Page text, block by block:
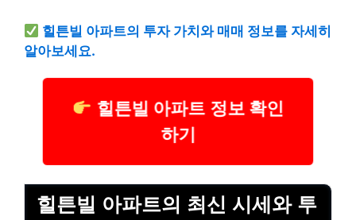
힐튼빌 아파트의 투자 가치와 매매 정보를 자세히
알아보세요.
힐튼빌 아파트 정보 확인
하기
힐튼빌 아파트의 최신 시세와 투